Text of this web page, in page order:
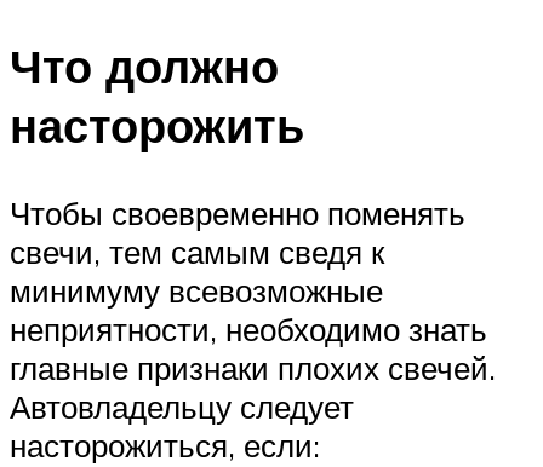
Что должно
насторожить
Чтобы своевременно поменять
свечи, тем самым сведя к
минимуму всевозможные
неприятности, необходимо знать
главные признаки плохих свечей.
Автовладельцу следует
насторожиться, если: